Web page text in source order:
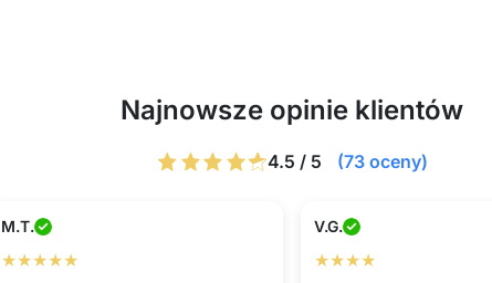
Najnowsze opinie klientów
4.5 / 5 (73 oceny)
M.T.
★★★★★
V.G.
★★★★